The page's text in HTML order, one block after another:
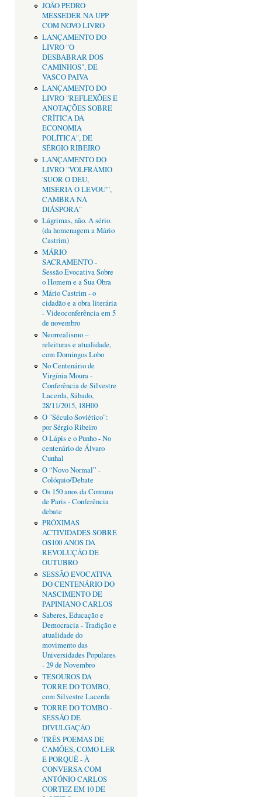
JOÃO PEDRO
MÉSSEDER NA UPP
COM NOVO LIVRO
LANÇAMENTO DO
LIVRO "O
DESBABRAR DOS
CAMINHOS", DE
VASCO PAIVA
LANÇAMENTO DO
LIVRO "REFLEXÕES E
ANOTAÇÕES SOBRE
CRÌTICA DA
ECONOMIA
POLÍTICA", DE
SÉRGIO RIBEIRO
LANÇAMENTO DO
LIVRO "VOLFRÂMIO
'SUOR O DEU,
MISÉRIA O LEVOU'",
CAMBRA NA
DIÁSPORA"
Lágrimas, não. A sério.
(da homenagem a Mário
Castrim)
MÁRIO
SACRAMENTO -
Sessão Evocativa Sobre
o Homem e a Sua Obra
Mário Castrim - o
cidadão e a obra literária
- Videoconferência em 5
de novembro
Neorrealismo –
releituras e atualidade,
com Domingos Lobo
No Centenário de
Virgínia Moura -
Conferência de Silvestre
Lacerda, Sábado,
28/11/2015, 18H00
O "Século Soviético":
por Sérgio Ribeiro
O Lápis e o Punho - No
centenário de Álvaro
Cunhal
O “Novo Normal” -
Colóquio/Debate
Os 150 anos da Comuna
de Paris - Conferência
debate
PRÓXIMAS
ACTIVIDADES SOBRE
OS100 ANOS DA
REVOLUÇÃO DE
OUTUBRO
SESSÃO EVOCATIVA
DO CENTENÁRIO DO
NASCIMENTO DE
PAPINIANO CARLOS
Saberes, Educação e
Democracia - Tradição e
atualidade do
movimento das
Universidades Populares
- 29 de Novembro
TESOUROS DA
TORRE DO TOMBO,
com Silvestre Lacerda
TORRE DO TOMBO -
SESSÃO DE
DIVULGAÇÃO
TRÊS POEMAS DE
CAMÕES, COMO LER
E PORQUÊ - À
CONVERSA COM
ANTÓNIO CARLOS
CORTEZ EM 10 DE